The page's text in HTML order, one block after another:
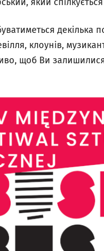
який
клоунів,
щоб Ви